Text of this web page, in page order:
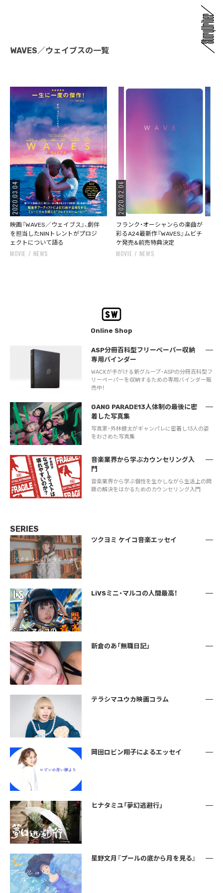
WAVES／ウェイブスの一覧
2020.03.04
映画『WAVES／ウェイブス』、劇伴
を担当したNINトレントがプロジ
ェクトについて語る
MOVIE NEWS
2020.02.06
フランク・オーシャンらの楽曲が
彩るA24最新作『WAVES』ムビチ
ケ発売&前売特典決定
MOVIE NEWS
Online Shop
ASP分冊百科型フリーペーパー収納
専用バインダー
WACKが手がける新グループ・ASPの分冊百科型フ
リーペーパーを収納するための専用バインダー販
売中！
GANG PARADE13人体制の最後に密
着した写真集
写真家・外林健太がギャンパレに密着し13人の姿
をおさめた写真集
音楽業界から学ぶカウンセリング入
門
音楽業界から学ぶ個性を生かしながら生活上の問
題の解決をはかるためのカウンセリング入門
SERIES
ツクヨミ ケイコ音楽エッセイ
LiVSミニ・マルコの人間最高！
新倉のあ「無職日記」
テラシマユウカ映画コラム
岡田ロビン翔子によるエッセイ
ヒナタミユ「夢幻逃避行」
星野文月『プールの底から月を見る』